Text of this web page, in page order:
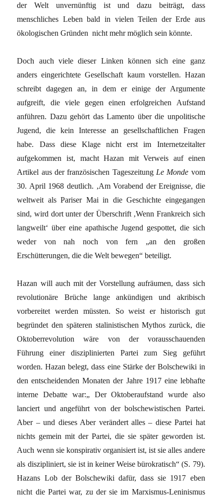
der Welt unvernünftig ist und dazu beiträgt, dass
menschliches Leben bald in vielen Teilen der Erde aus
ökologischen Gründen nicht mehr möglich sein könnte.
Doch auch viele dieser Linken können sich eine ganz
anders eingerichtete Gesellschaft kaum vorstellen. Hazan
schreibt dagegen an, in dem er einige der Argumente
aufgreift, die viele gegen einen erfolgreichen Aufstand
anführen. Dazu gehört das Lamento über die unpolitische
Jugend, die kein Interesse an gesellschaftlichen Fragen
habe. Dass diese Klage nicht erst im Internetzeitalter
aufgekommen ist, macht Hazan mit Verweis auf einen
Artikel aus der französischen Tageszeitung Le Monde vom
30. April 1968 deutlich. ,Am Vorabend der Ereignisse, die
weltweit als Pariser Mai in die Geschichte eingegangen
sind, wird dort unter der Überschrift ‚Wenn Frankreich sich
langweilt‘ über eine apathische Jugend gespottet, die sich
weder von nah noch von fern „an den großen
Erschütterungen, die die Welt bewegen“ beteiligt.
Hazan will auch mit der Vorstellung aufräumen, dass sich
revolutionäre Brüche lange ankündigen und akribisch
vorbereitet werden müssten. So weist er historisch gut
begründet den späteren stalinistischen Mythos zurück, die
Oktoberrevolution wäre von der vorausschauenden
Führung einer disziplinierten Partei zum Sieg geführt
worden. Hazan belegt, dass eine Stärke der Bolschewiki in
den entscheidenden Monaten der Jahre 1917 eine lebhafte
interne Debatte war:„ Der Oktoberaufstand wurde also
lanciert und angeführt von der bolschewistischen Partei.
Aber – und dieses Aber verändert alles – diese Partei hat
nichts gemein mit der Partei, die sie später geworden ist.
Auch wenn sie konspirativ organisiert ist, ist sie alles andere
als diszipliniert, sie ist in keiner Weise bürokratisch“ (S. 79).
Hazans Lob der Bolschewiki dafür, dass sie 1917 eben
nicht die Partei war, zu der sie im Marxismus-Leninismus